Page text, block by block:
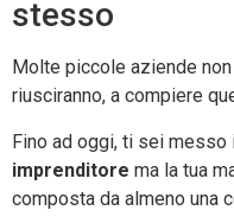
stesso
Molte piccole aziende
riusciranno, a compiere
Fino ad oggi, ti sei messo
imprenditore ma la tua
composta da almeno una